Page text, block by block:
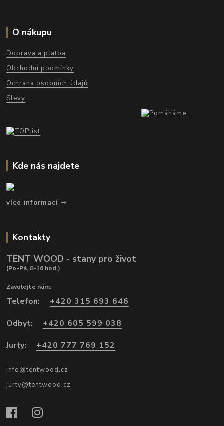
O nákupu
Doprava a platba
Obchodní podmínky
Ochrana osobních údajů
Slevy
Kde nás najdete
více informací
Kontakty
TENT WOOD - stany pro život
(Po-Pá, 8-16 hod.)
Zavolejte nám:
Telefon:
+420 315 693 646
Odbyt:
+420 605 599 038
Jurty:
+420 777 769 152
info@tentwood.cz
jurty@tentwood.cz